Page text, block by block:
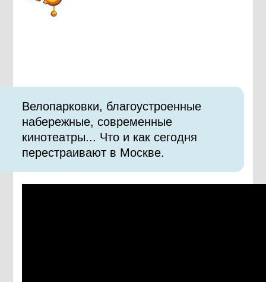
Велопарковки, благоустроенные
набережные, современные
кинотеатры... Что и как сегодня
перестраивают в Москве.